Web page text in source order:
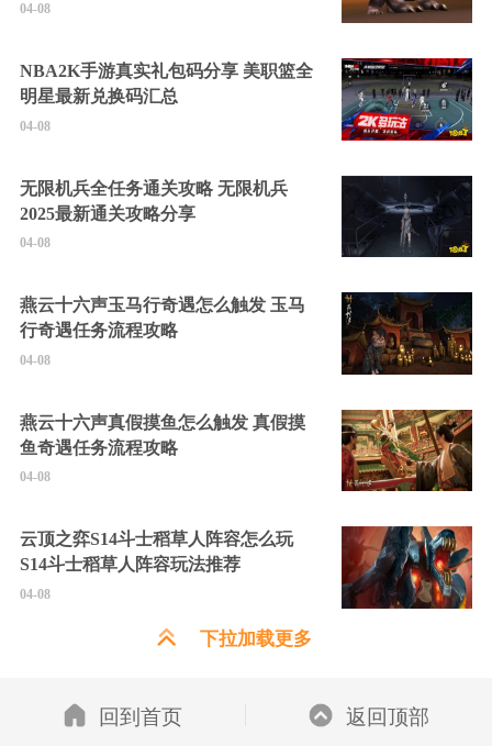
04-08
NBA2K手游真实礼包码分享 美职篮全
明星最新兑换码汇总
04-08
无限机兵全任务通关攻略 无限机兵
2025最新通关攻略分享
04-08
燕云十六声玉马行奇遇怎么触发 玉马
行奇遇任务流程攻略
04-08
燕云十六声真假摸鱼怎么触发 真假摸
鱼奇遇任务流程攻略
04-08
云顶之弈S14斗士稻草人阵容怎么玩
S14斗士稻草人阵容玩法推荐
04-08
下拉加载更多
回到首页 返回顶部